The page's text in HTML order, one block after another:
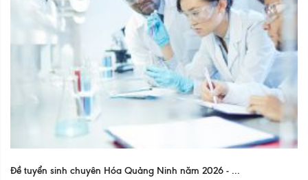
Đề tuyển sinh chuyên Hóa Quảng Ninh năm 2026 - ...